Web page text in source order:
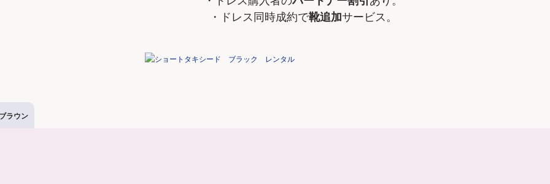
・ドレス同時成約で靴追加サービス。
ラウン